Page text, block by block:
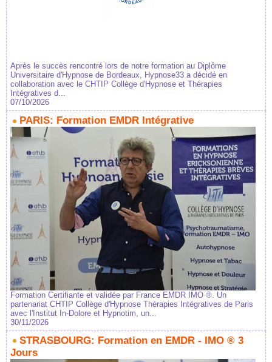
Après le succès rencontré lors de notre formation au Diplôme
Universitaire d'Hypnose de Bordeaux, Hypnose33 a décidé en
collaboration avec le CHTIP Collège d'Hypnose et Thérapies
Intégratives d...
07/10/2026
PARIS: Formation EMDR Intégrative
Formation Certifiante et validée par France EMDR IMO ®. Un
partenariat CHTIP Collège d'Hypnose Thérapies Intégratives de Paris
avec l'Institut In-Dolore et Hypnotim, un...
30/11/2026
STRASBOURG: Formation en EMDR - IMO ® 3
Jours